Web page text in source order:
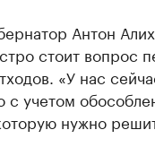
Антон
стоит вопрос
«У нас
учетом
нужно